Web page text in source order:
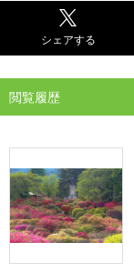
シェアする
閲覧履歴